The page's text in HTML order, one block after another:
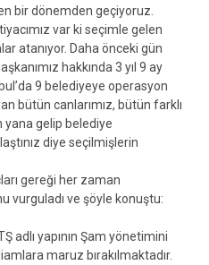
bir dönemden geçiyoruz.
var ki seçimle gelen
atanıyor. Daha önceki gün
hakkında 3 yıl 9 ay
9 belediyeye operasyon
bütün canlarımız, bütün farklı
yana gelip belediye
diye seçilmişlerin
gereği her zaman
vurguladı ve şöyle konuştu:
adlı yapının Şam yönetimini
maruz bırakılmaktadır.